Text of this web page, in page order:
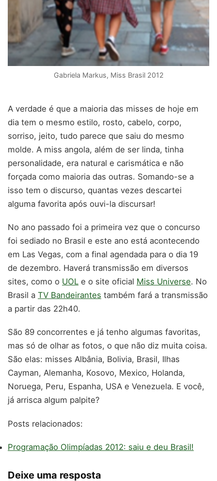
Gabriela Markus, Miss Brasil 2012
A verdade é que a maioria das misses de hoje em
dia tem o mesmo estilo, rosto, cabelo, corpo,
sorriso, jeito, tudo parece que saiu do mesmo
molde. A miss angola, além de ser linda, tinha
personalidade, era natural e carismática e não
forçada como maioria das outras. Somando-se a
isso tem o discurso, quantas vezes descartei
alguma favorita após ouvi-la discursar!
No ano passado foi a primeira vez que o concurso
foi sediado no Brasil e este ano está acontecendo
em Las Vegas, com a final agendada para o dia 19
de dezembro. Haverá transmissão em diversos
sites, como o UOL e o site oficial Miss Universe. No
Brasil a TV Bandeirantes também fará a transmissão
a partir das 22h40.
São 89 concorrentes e já tenho algumas favoritas,
mas só de olhar as fotos, o que não diz muita coisa.
São elas: misses Albânia, Bolivia, Brasil, Ilhas
Cayman, Alemanha, Kosovo, Mexico, Holanda,
Noruega, Peru, Espanha, USA e Venezuela. E você,
já arrisca algum palpite?
Posts relacionados:
Programação Olimpíadas 2012: saiu e deu Brasil!
Deixe uma resposta